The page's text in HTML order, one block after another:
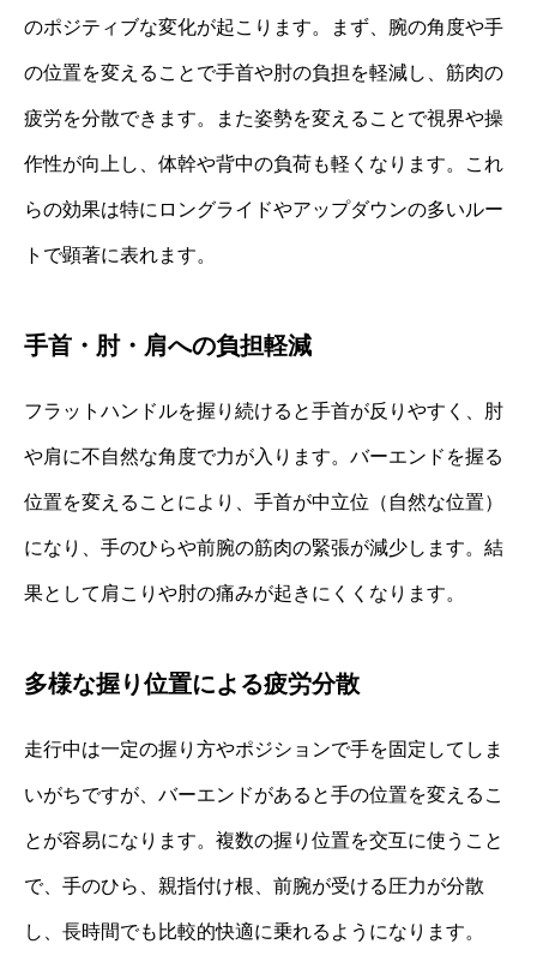
のポジティブな変化が起こります。まず、腕の角度や手
の位置を変えることで手首や肘の負担を軽減し、筋肉の
疲労を分散できます。また姿勢を変えることで視界や操
作性が向上し、体幹や背中の負荷も軽くなります。これ
らの効果は特にロングライドやアップダウンの多いルー
トで顕著に表れます。
手首・肘・肩への負担軽減
フラットハンドルを握り続けると手首が反りやすく、肘
や肩に不自然な角度で力が入ります。バーエンドを握る
位置を変えることにより、手首が中立位（自然な位置）
になり、手のひらや前腕の筋肉の緊張が減少します。結
果として肩こりや肘の痛みが起きにくくなります。
多様な握り位置による疲労分散
走行中は一定の握り方やポジションで手を固定してしま
いがちですが、バーエンドがあると手の位置を変えるこ
とが容易になります。複数の握り位置を交互に使うこと
で、手のひら、親指付け根、前腕が受ける圧力が分散
し、長時間でも比較的快適に乗れるようになります。